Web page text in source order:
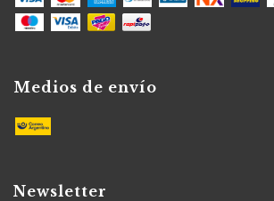
Medios de envío
Newsletter